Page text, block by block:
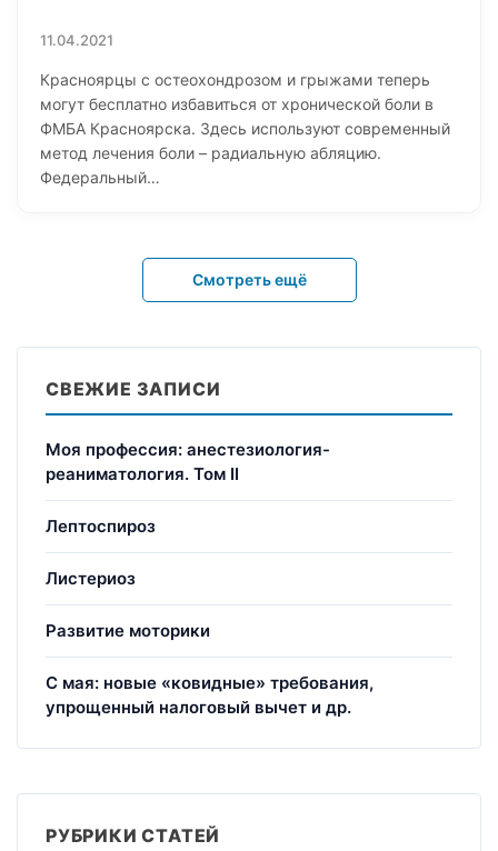
11.04.2021
Красноярцы с остеохондрозом и грыжами теперь
могут бесплатно избавиться от хронической боли в
ФМБА Красноярска. Здесь используют современный
метод лечения боли – радиальную абляцию.
Федеральный…
Смотреть ещё
СВЕЖИЕ ЗАПИСИ
Моя профессия: анестезиология-
реаниматология. Том II
Лептоспироз
Листериоз
Развитие моторики
С мая: новые «ковидные» требования,
упрощенный налоговый вычет и др.
РУБРИКИ СТАТЕЙ